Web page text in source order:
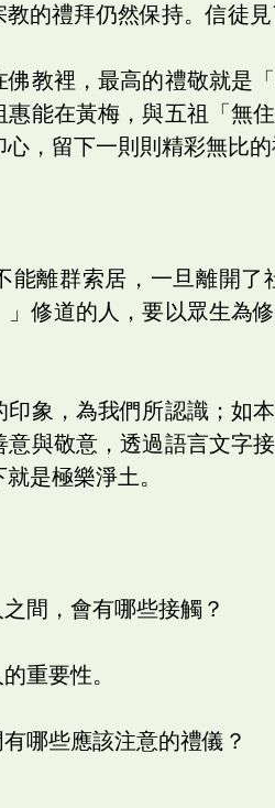
的禮拜仍然保持。信徒
佛教裡，最高的禮敬就是
惠能在黃梅，與五祖「無
，留下一則則精彩無比
能離群索居，一旦離開
」修道的人，要以眾生為
印象，為我們所認識；如
意與敬意，透過語言文字
是極樂淨土。
間，會有哪些接觸？
重要性。
哪些應該注意的禮儀？